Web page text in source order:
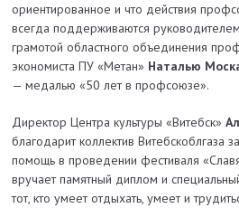
ориентированное и что действия
всегда поддерживаются
грамотой областного объединения
экономиста ПУ «Метан» Наталью
— медалью «50 лет в проф­союзе».
Директор Центра культуры «Витебск»
благодарит коллектив Витебскоблгаза
помощь в проведении фестиваля
вручает памятный диплом и
тот, кто умеет отдыхать, умеет и